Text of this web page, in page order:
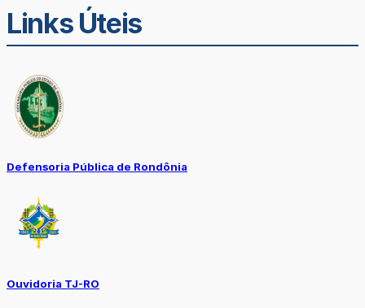
Links Úteis
Defensoria Pública de Rondônia
Ouvidoria TJ-RO